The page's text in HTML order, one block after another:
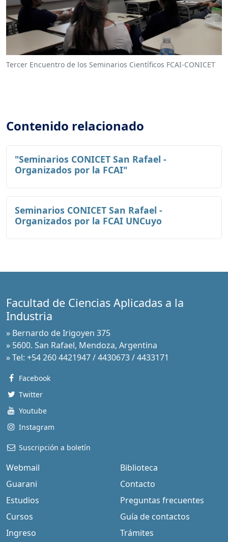
Tercer Encuentro de los Seminarios Científicos FCAI-CONICET
Contenido relacionado
"Seminarios CONICET San Rafael -
Organizados por la FCAI"
Seminarios CONICET San Rafael -
Organizados por la FCAI UNCuyo
Facultad de Ciencias Aplicadas a la
Industria
» Bernardo de Irigoyen 375
» 5600. San Rafael, Mendoza, Argentina
» Tel: +54 260 4421947 / 4430673 / 4433171
Facebook
Twitter
Youtube
Instagram
Suscripción a boletín
Webmail
Guarani
Estudios
Cursos
Ingreso
Biblioteca
Contacto
Preguntas frecuentes
Guía de contactos
Trámites